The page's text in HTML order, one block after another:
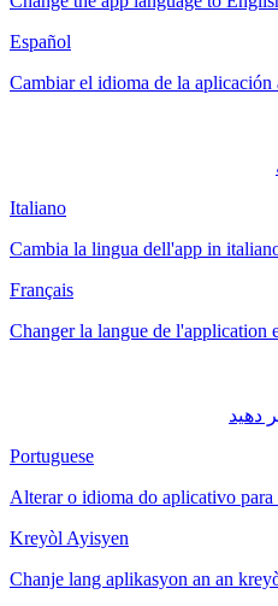
Español
Cambiar el idioma de la aplicación
Italiano
Cambia la lingua dell'app in
Français
Changer la langue de l'application
Portuguese
Alterar o idioma do aplicativo para
Kreyòl Ayisyen
Chanje lang aplikasyon an an